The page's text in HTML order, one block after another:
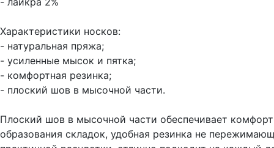
Характеристики носков:
- натуральная пряжа;
- усиленные мысок и пятка;
- комфортная резинка;
- плоский шов в мысочной части.
Плоский шов в мысочной части обеспечивает
образования складок, удобная резинка не